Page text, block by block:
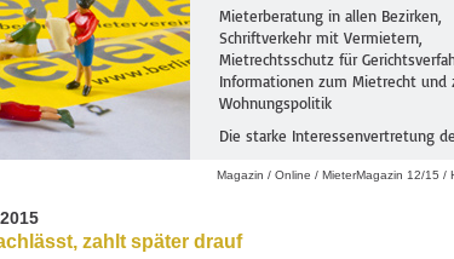
Mieterberatung in allen Bezirken,
Schriftverkehr mit Vermietern,
Mietrechtsschutz für
Informationen zum Mietrecht und
Wohnungspolitik
Die starke Interessenvertretung
Magazin / Online / MieterMagazin 12/15 /
zahlt später drauf